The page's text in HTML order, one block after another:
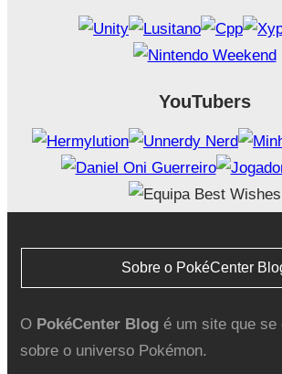
YouTubers
Sobre o PokéCenter
O PokéCenter Blogé um site que se
sobre o universo Pokémon.